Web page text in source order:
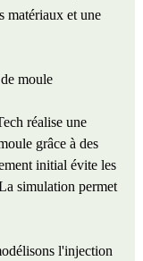
matériaux et une
moule
réalise une
grâce à des
initial évite les
simulation permet
l'injection